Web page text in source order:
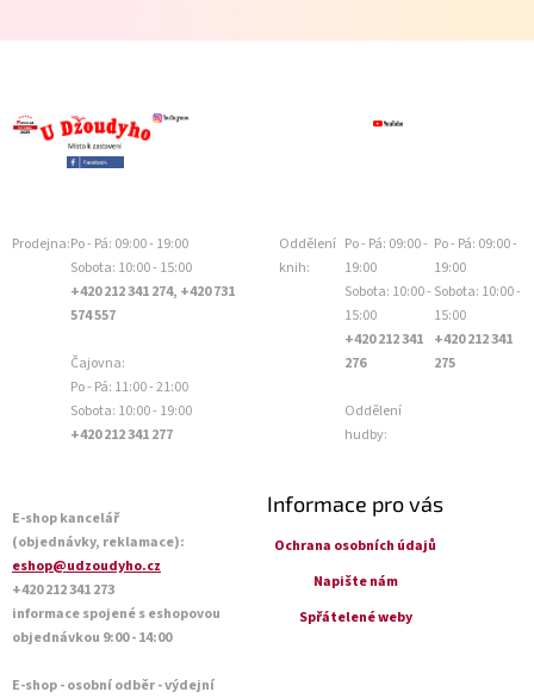
Prodejna:Po - Pá: 09:00 - 19:00
Sobota: 10:00 - 15:00
+420 212 341 274, +420 731
574 557
Čajovna:
Po - Pá: 11:00 - 21:00
Sobota: 10:00 - 19:00
+420 212 341 277
Oddělení
knih:
Po - Pá: 09:00 -
19:00
Sobota: 10:00 -
15:00
+420 212 341
276
Oddělení
hudby:
Po - Pá: 09:00 -
19:00
Sobota: 10:00 -
15:00
+420 212 341
275
E-shop kancelář
(objednávky, reklamace):
eshop@udzoudyho.cz
+420 212 341 273
informace spojené s eshopovou
objednávkou 9:00 - 14:00
E-shop - osobní odběr - výdejní
Informace pro vás
Ochrana osobních údajů
Napište nám
Spřátelené weby